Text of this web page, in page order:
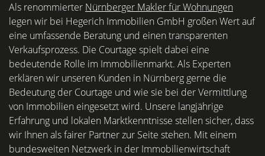
Als renommierter Nürnberger Makler für Wohnungen
legen wir bei Hegerich Immobilien GmbH großen Wert auf
eine umfassende Beratung und einen transparenten
Verkaufsprozess. Die Courtage spielt dabei eine
bedeutende Rolle im Immobilienmarkt. Als Experten
erklären wir unseren Kunden in Nürnberg gerne die
Bedeutung der Courtage und wie sie bei der Vermittlung
von Immobilien eingesetzt wird. Unsere langjährige
Erfahrung und lokalen Marktkenntnisse stellen sicher, dass
wir Ihnen als fairer Partner zur Seite stehen. Mit einem
bundesweiten Netzwerk in der Immobilienwirtschaft